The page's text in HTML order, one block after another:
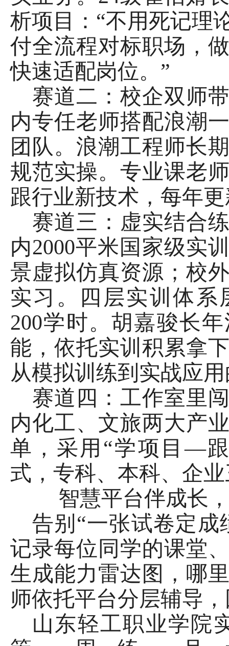
析项目：“不用死记理
付全流程对标职场，
快速适配岗位。”
赛道二：校企双师
内专任老师搭配浪潮
团队。浪潮工程师长
规范实操。专业课老
跟行业新技术，每年
赛道三：虚实结合
内2000平米国家级实
景虚拟仿真资源；校
实习。四层实训体系
200学时。胡嘉骏长
能，依托实训积累拿
从模拟训练到实战应
赛道四：工作室里
内化工、文旅两大产
单，采用 “学项目—
式，专科、本科、企
智慧平台伴成长
告别 “一张试卷定成
记录每位同学的课堂
生成能力雷达图，哪
师依托平台分层辅导
山东轻工职业学院